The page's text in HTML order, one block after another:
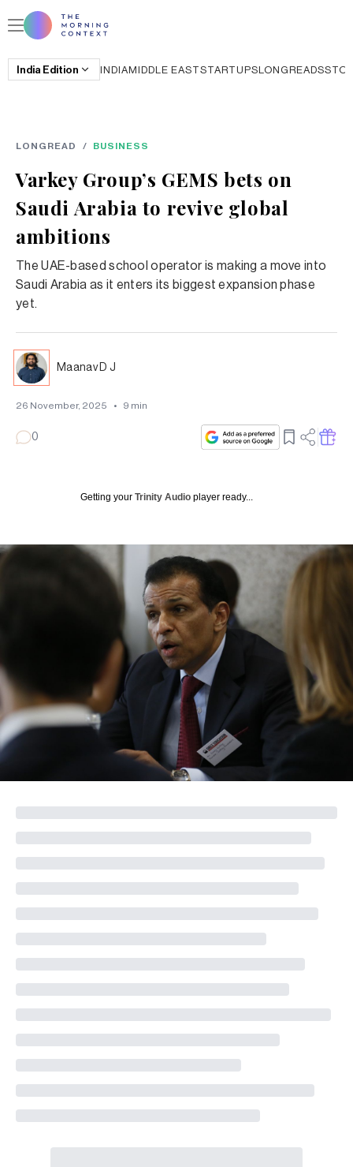
India Edition INDIAMIDDLE EASTSTARTUPSLONGREADS
LONGREAD / BUSINESS
Varkey Group’s GEMS bets on
Saudi Arabia to revive global
ambitions
The UAE-based school operator is making a move into
Saudi Arabia as it enters its biggest expansion phase
yet.
Maanav D J
26 November, 2025 • 9 min
0
Getting your Trinity Audio player ready...